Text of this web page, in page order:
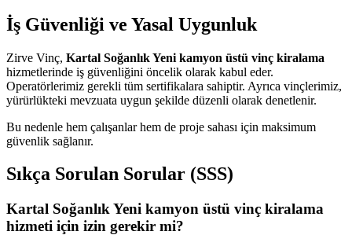
İş Güvenliği ve Yasal Uygunluk
Zirve Vinç, Kartal Soğanlık Yeni kamyon üstü vinç kiralama
hizmetlerinde iş güvenliğini öncelik olarak kabul eder.
Operatörlerimiz gerekli tüm sertifikalara sahiptir. Ayrıca vinçlerimiz,
yürürlükteki mevzuata uygun şekilde düzenli olarak denetlenir.
Bu nedenle hem çalışanlar hem de proje sahası için maksimum
güvenlik sağlanır.
Sıkça Sorulan Sorular (SSS)
Kartal Soğanlık Yeni kamyon üstü vinç kiralama
hizmeti için izin gerekir mi?